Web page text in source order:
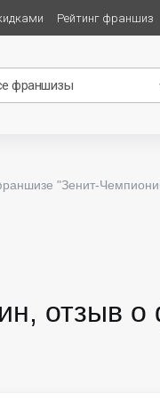
Рейтинг франшиз
"Зенит-
отзыв